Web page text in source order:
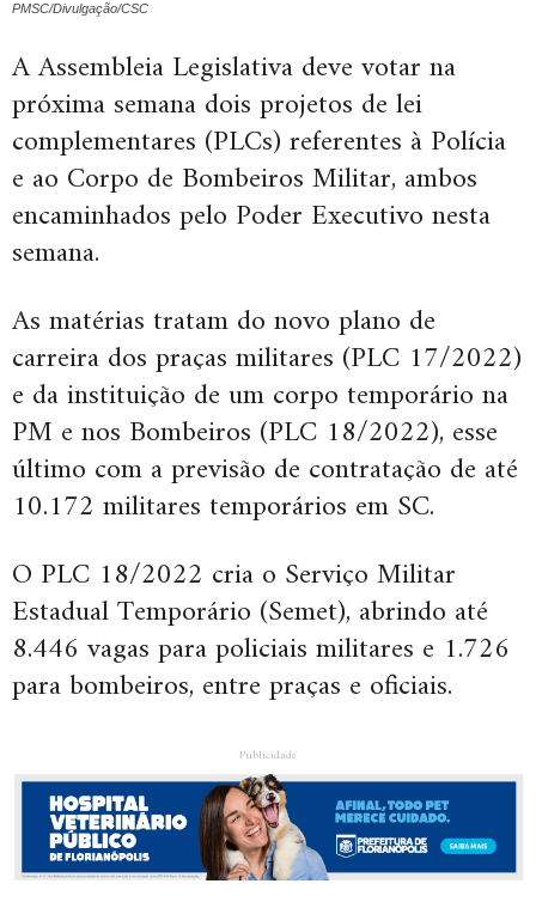
PMSC/Divulgação/CSC
A Assembleia Legislativa deve votar na
próxima semana dois projetos de lei
complementares (PLCs) referentes à Polícia
e ao Corpo de Bombeiros Militar, ambos
encaminhados pelo Poder Executivo nesta
semana.
As matérias tratam do novo plano de
carreira dos praças militares (PLC 17/2022)
e da instituição de um corpo temporário na
PM e nos Bombeiros (PLC 18/2022), esse
último com a previsão de contratação de até
10.172 militares temporários em SC.
O PLC 18/2022 cria o Serviço Militar
Estadual Temporário (Semet), abrindo até
8.446 vagas para policiais militares e 1.726
para bombeiros, entre praças e oficiais.
Publicidade